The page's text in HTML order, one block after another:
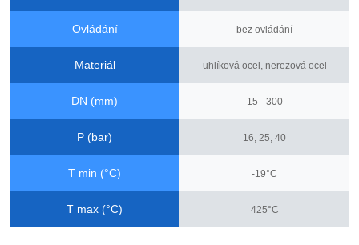
Ovládání bez ovládání
Materiál uhlíková ocel, nerezová ocel
DN (mm) 15 - 300
P (bar) 16, 25, 40
T min (°C) -19°C
T max (°C) 425°C